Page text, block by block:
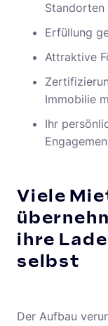
Standorten
Erfüllung
Attraktive
Immobilie
Ihr
Viele
ihre
selbst
Der Aufbau